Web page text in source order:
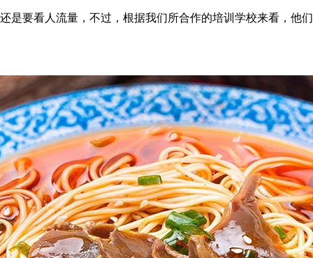
是要看人流量，不过，根据我们所合作的培训学校来看，他